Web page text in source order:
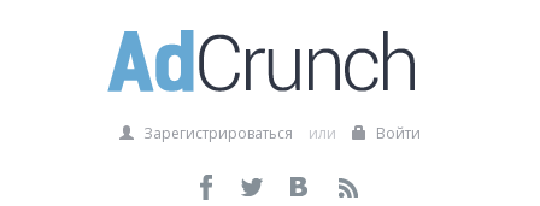
Зарегистрироваться или Войти